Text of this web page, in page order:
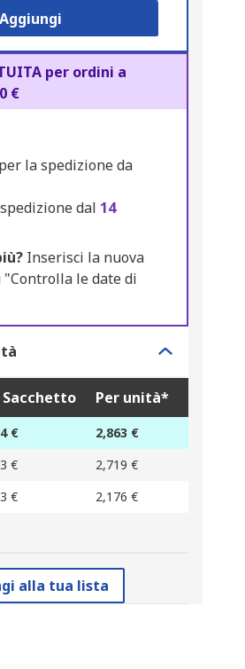
per ordini a
€
la spedizione da
dal 14
Inserisci la nuova
le date di
Sacchetto Per unità*
€
2,863 €
€
2,719 €
€ 2,176 €
alla tua lista